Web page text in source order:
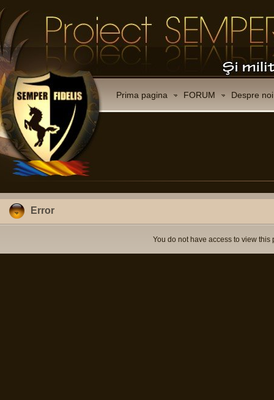
Prima pagina FORUM Despre noi
Error
You do not have access to view this